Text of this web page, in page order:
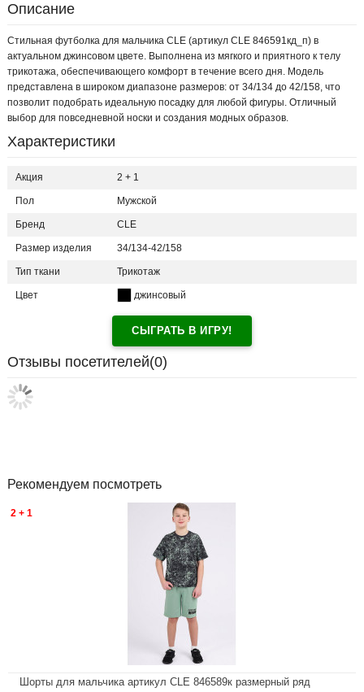
Описание
Стильная футболка для мальчика CLE (артикул CLE 846591кд_п) в
актуальном джинсовом цвете. Выполнена из мягкого и приятного к телу
трикотажа, обеспечивающего комфорт в течение всего дня. Модель
представлена в широком диапазоне размеров: от 34/134 до 42/158, что
позволит подобрать идеальную посадку для любой фигуры. Отличный
выбор для повседневной носки и создания модных образов.
Характеристики
Акция 2 + 1
Пол Мужской
Бренд CLE
Размер изделия 34/134-42/158
Тип ткани Трикотаж
Цвет джинсовый
СЫГРАТЬ В ИГРУ!
Отзывы посетителей(0)
Рекомендуем посмотреть
2 + 1
Шорты для мальчика артикул CLE 846589к размерный ряд